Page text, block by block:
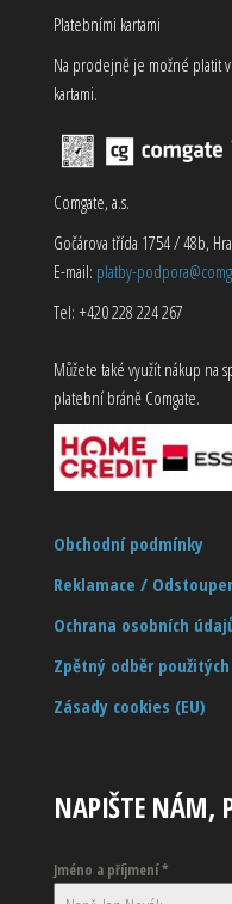
Platebními kartami
Na prodejně je možné platit
kartami.
Comgate, a.s.
Gočárova třída 1754 / 48b,
E-mail: platby-
Tel: +420 228 224 267
Můžete také využít nákup na
platební bráně Comgate.
Obchodní podmínky
Reklamace /
Ochrana osobních
Zpětný odběr
Zásady cookies (EU)
NAPIŠTE NÁM,
Jméno a příjmení*